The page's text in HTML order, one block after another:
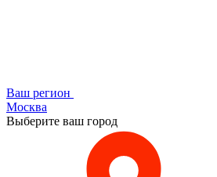
Ваш регион
Москва
Выберите ваш город